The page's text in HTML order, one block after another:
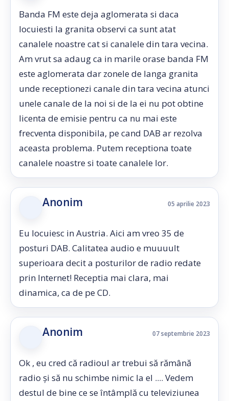
Banda FM este deja aglomerata si daca
locuiesti la granita observi ca sunt atat
canalele noastre cat si canalele din tara vecina.
Am vrut sa adaug ca in marile orase banda FM
este aglomerata dar zonele de langa granita
unde receptionezi canale din tara vecina atunci
unele canale de la noi si de la ei nu pot obtine
licenta de emisie pentru ca nu mai este
frecventa disponibila, pe cand DAB ar rezolva
aceasta problema. Putem receptiona toate
canalele noastre si toate canalele lor.
Anonim 05 aprilie 2023
Eu locuiesc in Austria. Aici am vreo 35 de
posturi DAB. Calitatea audio e muuuult
superioara decit a posturilor de radio redate
prin Internet! Receptia mai clara, mai
dinamica, ca de pe CD.
Anonim 07 septembrie 2023
Ok , eu cred că radioul ar trebui să rămână
radio și să nu schimbe nimic la el .... Vedem
destul de bine ce se întâmplă cu televiziunea